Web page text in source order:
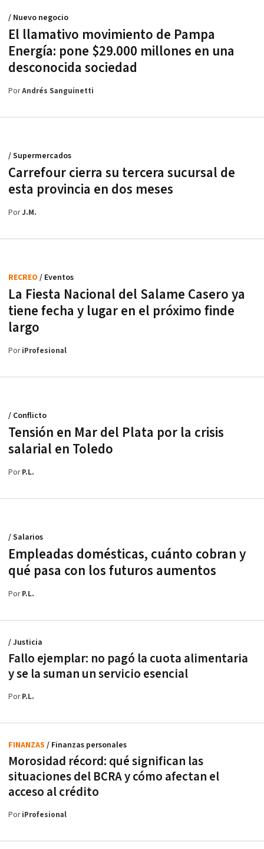
El llamativo movimiento de Pampa
Energía: pone $29.000 millones en una
desconocida sociedad
/ Nuevo negocio
PorAndrés Sanguinetti
Carrefour cierra su tercera sucursal de
esta provincia en dos meses
/ Supermercados
PorJ.M.
La Fiesta Nacional del Salame Casero ya
tiene fecha y lugar en el próximo finde
largo
RECREO / Eventos
PoriProfesional
Tensión en Mar del Plata por la crisis
salarial en Toledo
/ Conflicto
PorP.L.
Empleadas domésticas, cuánto cobran y
qué pasa con los futuros aumentos
/ Salarios
PorP.L.
Fallo ejemplar: no pagó la cuota alimentaria
y se la suman un servicio esencial
/ Justicia
PorP.L.
Morosidad récord: qué significan las
situaciones del BCRA y cómo afectan el
acceso al crédito
FINANZAS / Finanzas personales
PoriProfesional